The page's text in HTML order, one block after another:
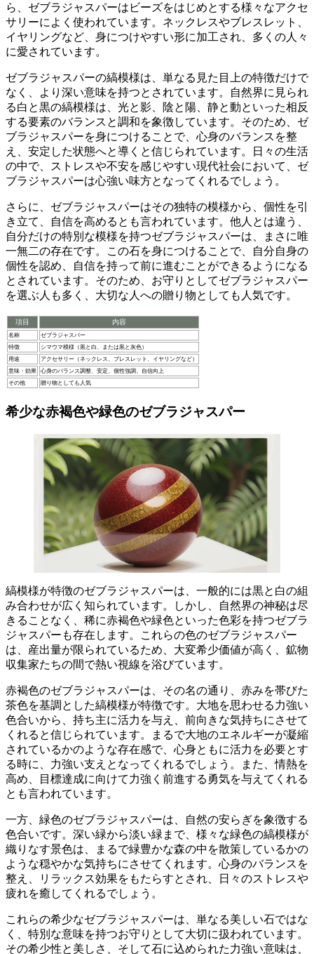
ら、ゼブラジャスパーはビーズをはじめとする様々なアクセ
サリーによく使われています。ネックレスやブレスレット、
イヤリングなど、身につけやすい形に加工され、多くの人々
に愛されています。
ゼブラジャスパーの縞模様は、単なる見た目上の特徴だけで
なく、
より深い意味を持つとされています。自然界に見られ
る白と黒の縞模様は、光と影、陰と陽、静と動といった相反
する要素のバランスと調和を象徴しています。そのため、ゼ
ブラジャスパーを身につけることで、心身のバランスを整
え、安定した状態へと導くと信じられています。日々の生活
の中で、ストレスや不安を感じやすい現代社会において、ゼ
ブラジャスパーは心強い味方となってくれるでしょう。
さらに、ゼブラジャスパーはその独特の模様から、 個性を引
き立て、自信を高める とも言われています。他人とは違う、
自分だけの特別な模様を持つゼブラジャスパーは、まさに唯
一無二の存在です。この石を身につけることで、自分自身の
個性を認め、自信を持って前に進むことができるようになる
とされています。そのため、お守りとしてゼブラジャスパー
を選ぶ人も多く、大切な人への贈り物としても人気です。
項目 内容
名称
ゼブラジャスパー
特徴
シマウマ模様（黒と白、または黒と灰色）
用途
アクセサリー（ネックレス、ブレスレット、イヤリングなど）
意味・効果
心身のバランス調整、安定、個性強調、自信向上
その他
贈り物としても人気
希少な赤褐色や緑色のゼブラジャスパー
縞模様が特徴のゼブラジャスパーは、一般的には黒と白の組
み合わせが広く知られています。しかし、自然界の神秘は尽
きることなく、稀に赤褐色や緑色といった色彩を持つゼブラ
ジャスパーも存在します。これらの色のゼブラジャスパー
は、産出量が限られているため、大変希少価値が高く、鉱物
収集家たちの間で熱い視線を浴びています。
赤褐色のゼブラジャスパーは、その名の通り、赤みを帯びた
茶色を基調とした縞模様が特徴です。大地を思わせる力強い
色合いから、持ち主に活力を与え、前向きな気持ちにさせて
くれると信じられています。まるで大地のエネルギーが凝縮
されているかのような存在感で、心身ともに活力を必要とす
る時に、力強い支えとなってくれるでしょう。また、情熱を
高め、目標達成に向けて力強く前進する勇気を与えてくれる
とも言われています。
一方、緑色のゼブラジャスパーは、自然の安らぎを象徴する
色合いです。深い緑から淡い緑まで、様々な緑色の縞模様が
織りなす景色は、まるで緑豊かな森の中を散策しているかの
ような穏やかな気持ちにさせてくれます。 心身のバランスを
整え、リラックス効果をもたらすとされ、日々のストレスや
疲れを癒してくれるでしょう。
これらの希少なゼブラジャスパーは、単なる美しい石ではな
く、特別な意味を持つお守りとして大切に扱われています。
その希少性と美しさ、そして石に込められた力強い意味は、